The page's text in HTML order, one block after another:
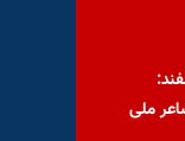
- ۷اسفند:
ملی